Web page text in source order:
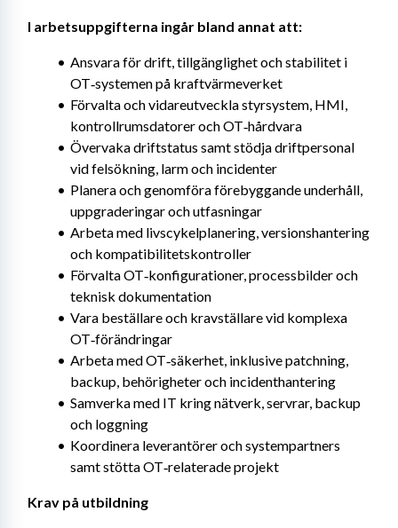
I arbetsuppgifterna ingår bland annat att:
Ansvara för drift, tillgänglighet och stabilitet i
OT‑systemen på kraftvärmeverket
Förvalta och vidareutveckla styrsystem, HMI,
kontrollrumsdatorer och OT‑hårdvara
Övervaka driftstatus samt stödja driftpersonal
vid felsökning, larm och incidenter
Planera och genomföra förebyggande underhåll,
uppgraderingar och utfasningar
Arbeta med livscykelplanering, versionshantering
och kompatibilitetskontroller
Förvalta OT‑konfigurationer, processbilder och
teknisk dokumentation
Vara beställare och kravställare vid komplexa
OT‑förändringar
Arbeta med OT‑säkerhet, inklusive patchning,
backup, behörigheter och incidenthantering
Samverka med IT kring nätverk, servrar, backup
och loggning
Koordinera leverantörer och systempartners
samt stötta OT‑relaterade projekt
Krav på utbildning